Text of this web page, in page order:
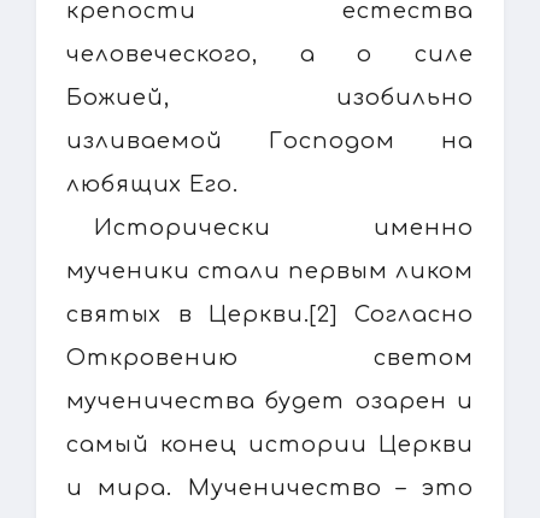
крепости естества
человеческого, а о силе
Божией, изобильно
изливаемой Господом на
любящих Его.
Исторически именно
мученики стали первым ликом
святых в Церкви.[2] Согласно
Откровению светом
мученичества будет озарен и
самый конец истории Церкви
и мира. Мученичество – это